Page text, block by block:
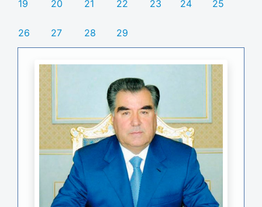
19 20 21 22 23 24 25
26 27 28 29